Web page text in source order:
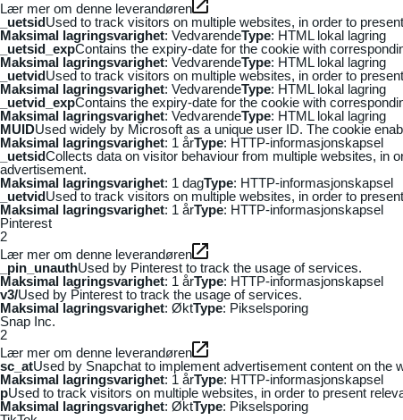
Lær mer om denne leverandøren
_uetsidUsed to track visitors on multiple websites, in order to
Maksimal lagringsvarighet: VedvarendeType: HTML lokal lagring
_uetsid_expContains the expiry-date for the cookie with
Maksimal lagringsvarighet: VedvarendeType: HTML lokal lagring
_uetvidUsed to track visitors on multiple websites, in order to
Maksimal lagringsvarighet: VedvarendeType: HTML lokal lagring
_uetvid_expContains the expiry-date for the cookie with
Maksimal lagringsvarighet: VedvarendeType: HTML lokal lagring
MUIDUsed widely by Microsoft as a unique user ID. The cookie
Maksimal lagringsvarighet: 1 årType: HTTP-informasjonskapsel
_uetsidCollects data on visitor behaviour from multiple websites, in
advertisement.
Maksimal lagringsvarighet: 1 dagType: HTTP-informasjonskapsel
_uetvidUsed to track visitors on multiple websites, in order to
Maksimal lagringsvarighet: 1 årType: HTTP-informasjonskapsel
Pinterest
2
Lær mer om denne leverandøren
_pin_unauthUsed by Pinterest to track the usage of services.
Maksimal lagringsvarighet: 1 årType: HTTP-informasjonskapsel
v3/Used by Pinterest to track the usage of services.
Maksimal lagringsvarighet: ØktType: Pikselsporing
Snap Inc.
2
Lær mer om denne leverandøren
sc_atUsed by Snapchat to implement advertisement content on
Maksimal lagringsvarighet: 1 årType: HTTP-informasjonskapsel
pUsed to track visitors on multiple websites, in order to present
Maksimal lagringsvarighet: ØktType: Pikselsporing